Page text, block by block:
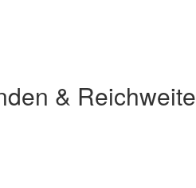
& Reichweite